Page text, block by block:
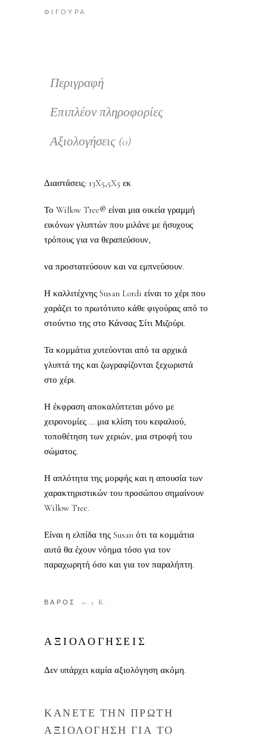
ΦΙΓΟΥΡΑ
Περιγραφή
Επιπλέον πληροφορίες
Αξιολογήσεις (0)
Διαστάσεις: 13X5,5X5 εκ
Το Willow Tree® είναι μια οικεία γραμμή
εικόνων γλυπτών που μιλάνε με ήσυχους
τρόπους για να θεραπεύσουν,
να προστατεύσουν και να εμπνεύσουν.
Η καλλιτέχνης Susan Lordi είναι το χέρι που
χαράζει το πρωτότυπο κάθε φιγούρας από το
στούντιο της στο Κάνσας Σίτι Μιζούρι.
Τα κομμάτια χυτεύονται από τα αρχικά
γλυπτά της και ζωγραφίζονται ξεχωριστά
στο χέρι.
Η έκφραση αποκαλύπτεται μόνο με
χειρονομίες … μια κλίση του κεφαλιού,
τοποθέτηση των χεριών, μια στροφή του
σώματος.
Η απλότητα της μορφής και η απουσία των
χαρακτηριστικών του προσώπου σημαίνουν
Willow Tree.
Είναι η ελπίδα της Susan ότι τα κομμάτια
αυτά θα έχουν νόημα τόσο για τον
παραχωρητή όσο και για τον παραλήπτη.
ΒΑΡΟΣ 0.3 Κ.
ΑΞΙΟΛΟΓΗΣΕΙΣ
Δεν υπάρχει καμία αξιολόγηση ακόμη.
ΚΑΝΕΤΕ ΤΗΝ ΠΡΩΤΗ
ΑΞΙΟΛΟΓΗΣΗ ΓΙΑ ΤΟ